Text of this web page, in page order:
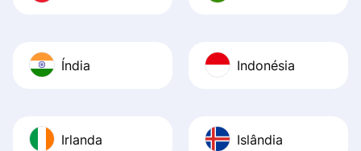
Índia Indonésia
Irlanda Islândia